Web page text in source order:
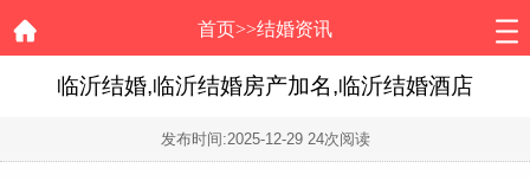
首页>>结婚资讯
临沂结婚,临沂结婚房产加名,临沂结婚酒店
发布时间:2025-12-2924次阅读